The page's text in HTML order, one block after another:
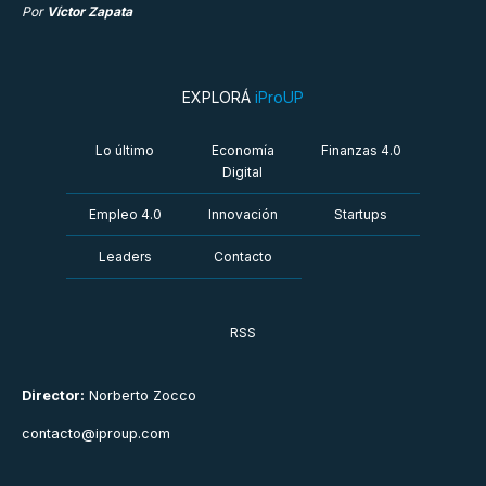
Por Víctor Zapata
Director: Norberto Zocco
contacto@iproup.com
EXPLORÁ iProUP
Lo último
Economía
Digital
Finanzas 4.0
Empleo 4.0 Innovación Startups
Leaders Contacto
RSS